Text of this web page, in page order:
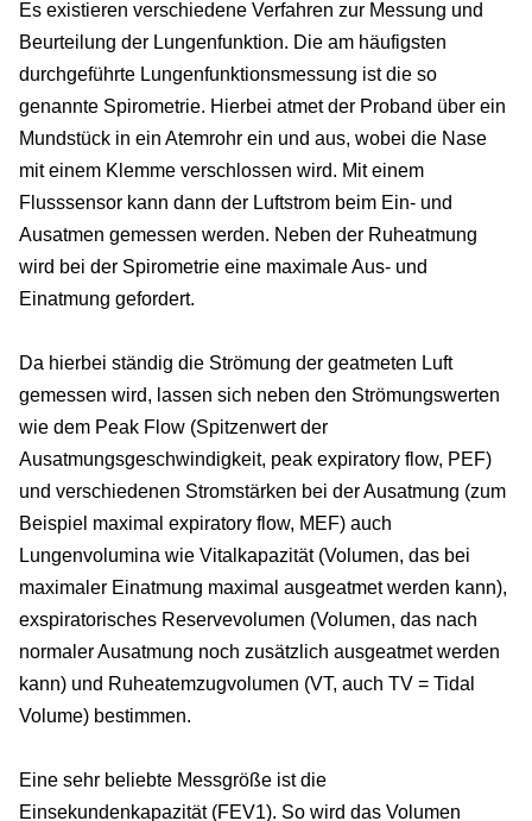
Es existieren verschiedene Verfahren zur Messung und
Beurteilung der Lungenfunktion. Die am häufigsten
durchgeführte Lungenfunktionsmessung ist die so
genannte Spirometrie. Hierbei atmet der Proband über ein
Mundstück in ein Atemrohr ein und aus, wobei die Nase
mit einem Klemme verschlossen wird. Mit einem
Flusssensor kann dann der Luftstrom beim Ein- und
Ausatmen gemessen werden. Neben der Ruheatmung
wird bei der Spirometrie eine maximale Aus- und
Einatmung gefordert.
Da hierbei ständig die Strömung der geatmeten Luft
gemessen wird, lassen sich neben den Strömungswerten
wie dem Peak Flow (Spitzenwert der
Ausatmungsgeschwindigkeit, peak expiratory flow, PEF)
und verschiedenen Stromstärken bei der Ausatmung (zum
Beispiel maximal expiratory flow, MEF) auch
Lungenvolumina wie Vitalkapazität (Volumen, das bei
maximaler Einatmung maximal ausgeatmet werden kann),
exspiratorisches Reservevolumen (Volumen, das nach
normaler Ausatmung noch zusätzlich ausgeatmet werden
kann) und Ruheatemzugvolumen (VT, auch TV = Tidal
Volume) bestimmen.
Eine sehr beliebte Messgröße ist die
Einsekundenkapazität (FEV1). So wird das Volumen